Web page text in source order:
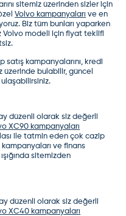
sitemiz üzerinden sizler için
Volvo kampanyaları ve en
Biz tüm bunları yaparken
Volvo modeli için fiyat teklifi
satış kampanyalarını, kredi
üzerinde bulabilir, güncel
düzenli olarak siz değerli
XC90 kampanyaları
ile tatmin eden çok cazip
kampanyaları ve finans
sitemizden
düzenli olarak siz değerli
XC40 kampanyaları